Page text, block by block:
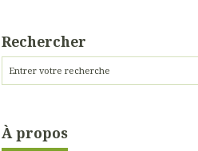
Rechercher
À propos